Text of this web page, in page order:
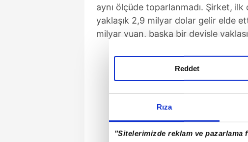
Rıza
"Sitelerimizde reklam ve pazarlama
Reddet
aynı ölçüde toparlanmadı. Şirket,
yaklaşık 2,9 milyar dolar gelir elde
milyar yuan, başka bir deyişle